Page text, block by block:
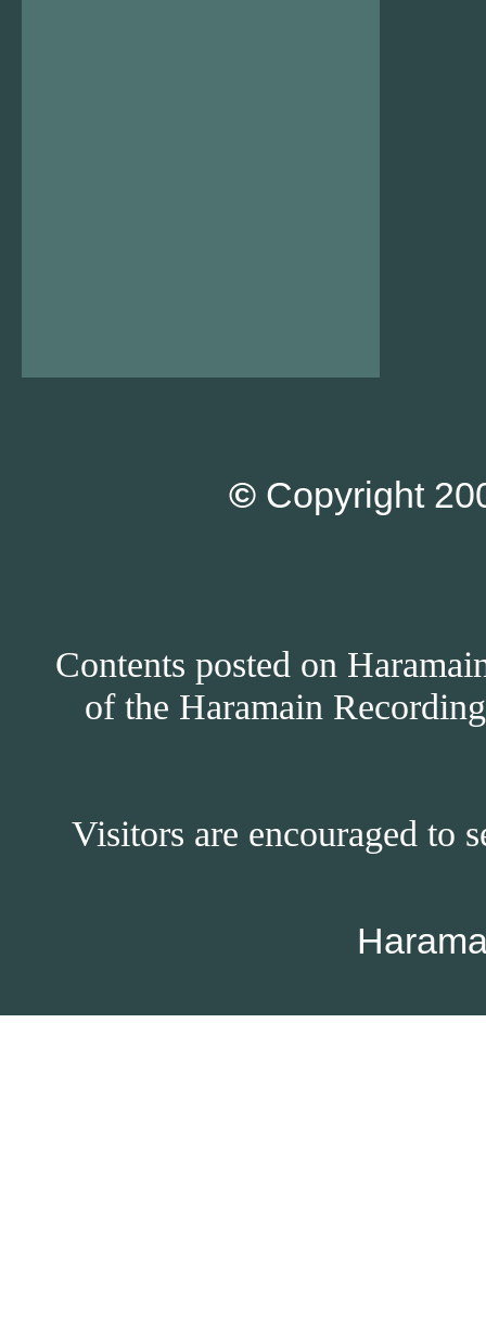
© Copyright
Contents posted on
of the Haramain
Visitors are encouraged to